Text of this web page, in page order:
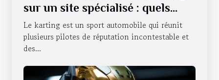
sur un site spécialisé : quels
sont les avantages qui en
découlent ?
Le karting est un sport automobile qui réunit
plusieurs pilotes de réputation incontestable et
des...